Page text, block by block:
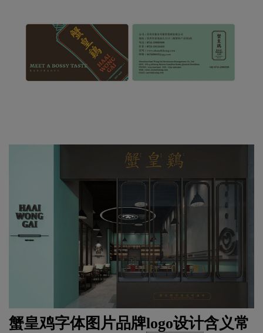
蟹皇鸡字体图片品牌logo设计含义常